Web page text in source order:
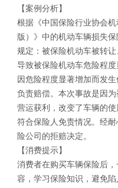
【案例分析】
根据《中国保险行业协会
版）》中的机动车辆损失
规定：被保险机动车被转
导致被保险机动车危险程
因危险程度显著增加而发
负责赔偿。本次事故是因
营运获利，改变了车辆的
符合保险人免责情况。经
险公司的拒赔决定。
【消费提示】
消费者在购买车辆保险后
容，学习保险知识，避免